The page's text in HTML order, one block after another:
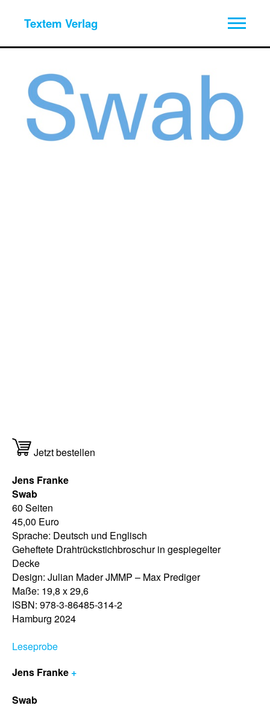
Textem Verlag
Jens Franke +
Swab
Jetzt bestellen
Jens Franke
Swab
60 Seiten
45,00 Euro
Sprache: Deutsch und Englisch
Geheftete Drahtrückstichbroschur in gespiegelter
Decke
Design: Julian Mader JMMP – Max Prediger
Maße: 19,8 x 29,6
ISBN: 978-3-86485-314-2
Hamburg 2024
Leseprobe